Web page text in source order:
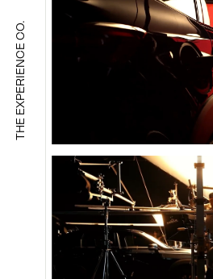
THE EXPERIENCE CO.